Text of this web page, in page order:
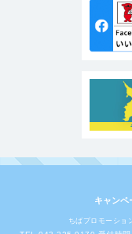
キャンペ
ちばプロモーショ